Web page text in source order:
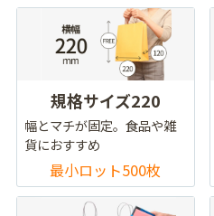
規格サイズ220
幅とマチが固定。食品や雑
貨におすすめ
最小ロット500枚